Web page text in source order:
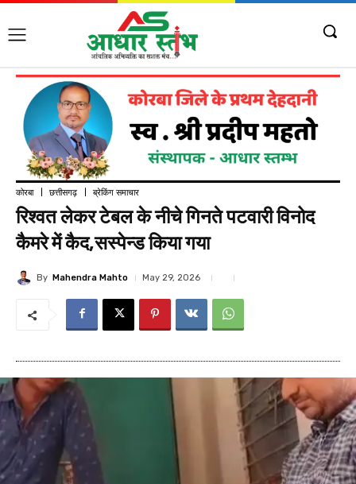
कोरबा छत्तीसगढ़ ब्रेकिंग समाचार
रिश्वत लेकर टेबल के नीचे गिनते पटवारी विनोद
कैमरे में कैद,सस्पेन्ड किया गया
By Mahendra Mahto May 29, 2026